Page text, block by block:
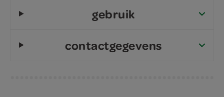
gebruik
contactgegevens